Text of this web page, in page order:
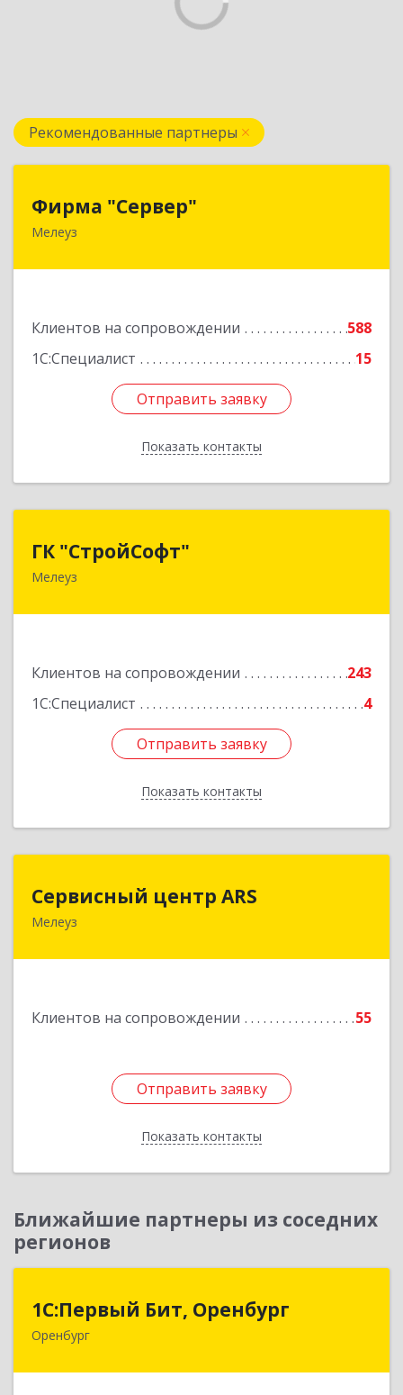
Рекомендованные партнеры
Фирма "Сервер"
Мелеуз
Клиентов на сопровождении
588
1С:Специалист
15
Отправить заявку
Показать контакты
453852, Башкортостан Респ, Мелеузовский р-н,
Отправить заявку
Назад
ГК "СтройСофт"
Мелеуз
Клиентов на сопровождении
243
1С:Специалист
4
Отправить заявку
Показать контакты
453852, Башкортостан Респ, Мелеуз г, Ленина
Отправить заявку
Назад
Сервисный центр ARS
Мелеуз
Клиентов на сопровождении 55
Отправить заявку
Показать контакты
Отправить заявку
Назад
Ближайшие партнеры из соседних
регионов
1С:Первый Бит, Оренбург
Оренбург
1С:Первый Бит, Оренбург
460044, Оренбургская обл, Оренбург, Березка